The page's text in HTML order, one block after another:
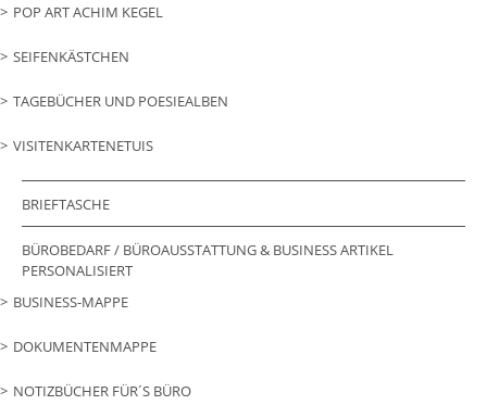
POP ART ACHIM KEGEL
SEIFENKÄSTCHEN
TAGEBÜCHER UND POESIEALBEN
VISITENKARTENETUIS
BRIEFTASCHE
BÜROBEDARF / BÜROAUSSTATTUNG & BUSINESS ARTIKEL
PERSONALISIERT
BUSINESS-MAPPE
DOKUMENTENMAPPE
NOTIZBÜCHER FÜR´S BÜRO